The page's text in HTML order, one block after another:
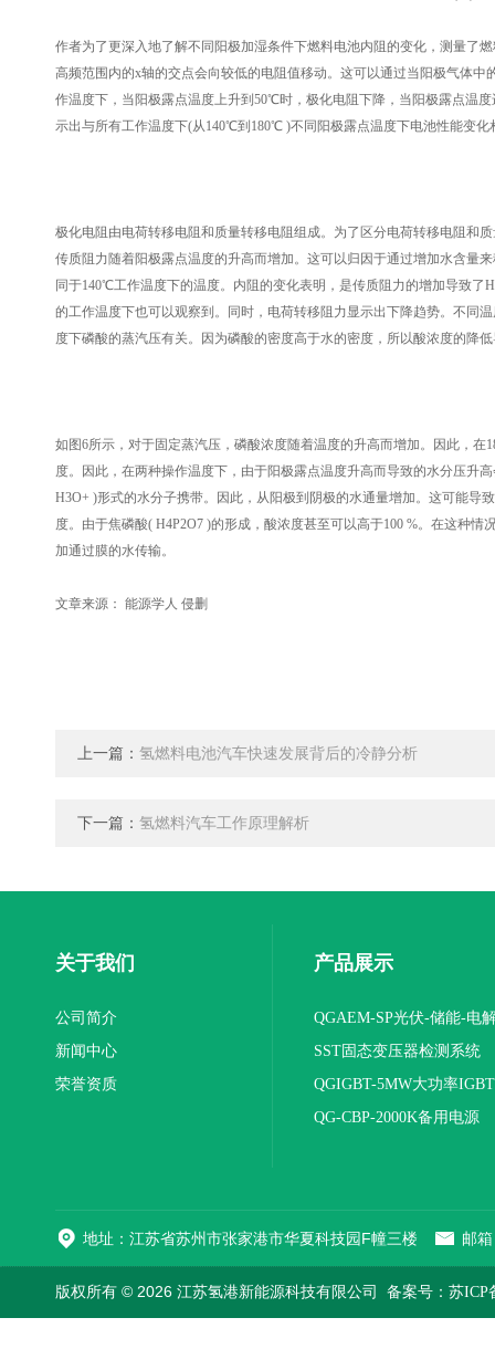
作者为了更深入地了解不同阳极加湿条件下燃料电池内阻的变化，测量了
高频范围内的x轴的交点会向较低的电阻值移动。这可以通过当阳极气体
作温度下，当阳极露点温度上升到50℃时，极化电阻下降，当阳极露点温
示出与所有工作温度下(从140℃到180℃ )不同阳极露点温度下电池性能变
极化电阻由电荷转移电阻和质量转移电阻组成。为了区分电荷转移电阻和
传质阻力随着阳极露点温度的升高而增加。这可以归因于通过增加水含量
同于140℃工作温度下的温度。内阻的变化表明，是传质阻力的增加导致
的工作温度下也可以观察到。同时，电荷转移阻力显示出下降趋势。不同
度下磷酸的蒸汽压有关。因为磷酸的密度高于水的密度，所以酸浓度的降
如图6所示，对于固定蒸汽压，磷酸浓度随着温度的升高而增加。因此，
度。因此，在两种操作温度下，由于阳极露点温度升高而导致的水分压升
H3O+ )形式的水分子携带。因此，从阳极到阴极的水通量增加。这可能
度。由于焦磷酸( H4P2O7 )的形成，酸浓度甚至可以高于100 %。在这种
加通过膜的水传输。
文章来源： 能源学人 侵删
上一篇： 氢燃料电池汽车快速发展背后的冷静分析
下一篇： 氢燃料汽车工作原理解析
关于我们
公司简介
新闻中心
荣誉资质
产品展示
QGAEM-SP光伏-储能-电
体化测试平台
SST固态变压器检测系统
QGIGBT-5MW大功率
电源
QG-CBP-2000K备用电源
地址：江苏省苏州市张家港市华夏科技园F幢三楼 邮
版权所有 © 2026 江苏氢港新能源科技有限公司 备案号：苏ICP